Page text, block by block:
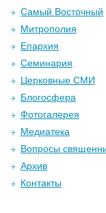
Самый Восточный
Митрополия
Епархия
Семинария
Церковные СМИ
Блогосфера
Фотогалерея
Медиатека
Вопросы
Архив
Контакты